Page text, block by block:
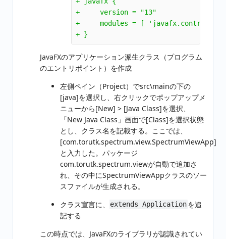
+     version = "13"
+     modules = [
JavaFXのアプリケーション派生クラス（プログラム
のエントリポイント）を作成
左側ペイン（Project）でsrc\mainの下の
[java]を選択し、右クリックでポップアップメ
ニューから[New] > [Java Class]を選択、
「New Java Class」画面で[Class]を選択状態
とし、クラス名を記載する。ここでは、
[com.torutk.spectrum.view.SpectrumViewApp]
と入力した。パッケージ
com.torutk.spectrum.viewが自動で追加さ
れ、その中にSpectrumViewAppクラスのソー
スファイルが生成される。
クラス宣言に、
extends Applicationを追
記する
この時点では、JavaFXのライブラリが認識されてい